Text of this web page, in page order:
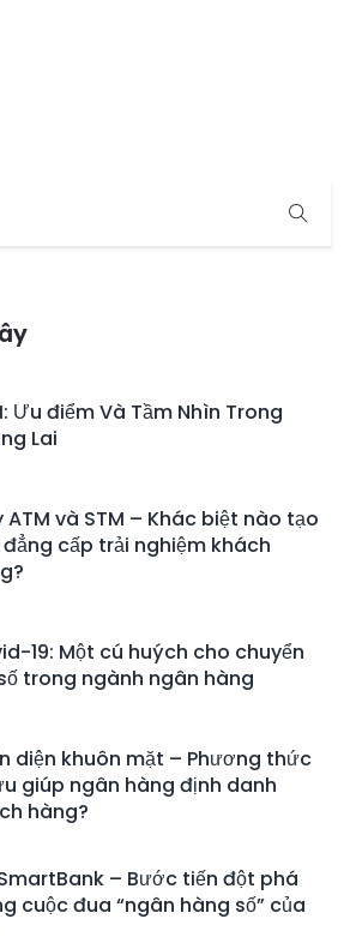
Ưu điểm Và Tầm Nhìn Trong
Lai
ATM và STM – Khác biệt nào tạo
đẳng cấp trải nghiệm khách
19: Một cú huých cho chuyển
trong ngành ngân hàng
diện khuôn mặt – Phương thức
giúp ngân hàng định danh
hàng?
– Bước tiến đột phá
cuộc đua “ngân hàng số” của